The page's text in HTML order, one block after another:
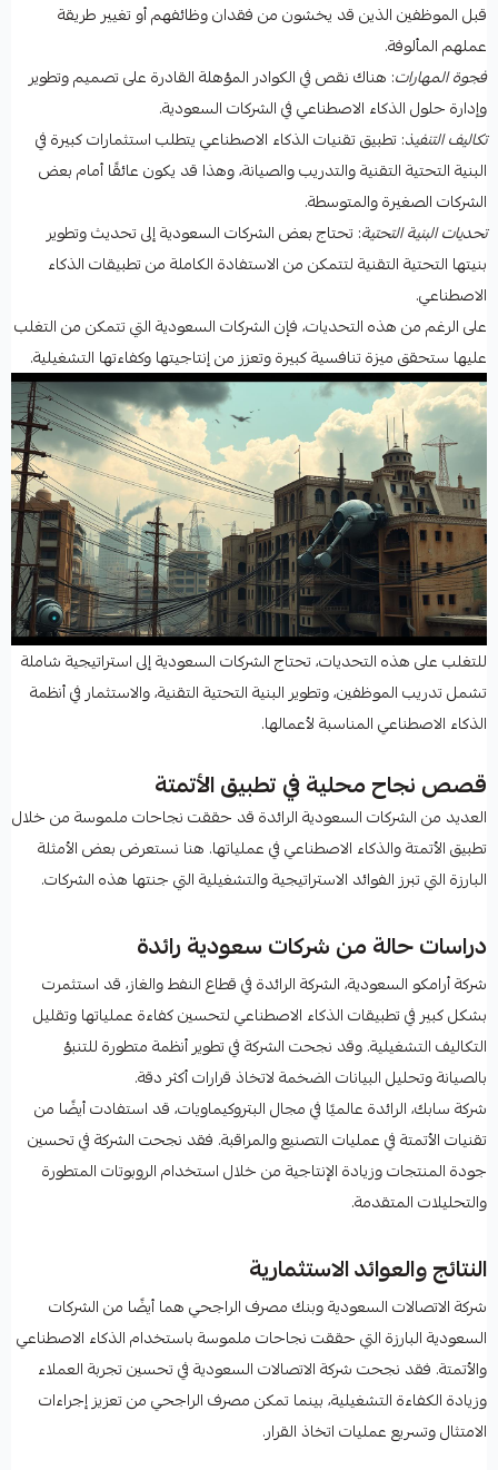
قبل الموظفين الذين قد يخشون من فقدان وظائفهم أو تغيير طريقة
عملهم المألوفة.
فجوة المهارات: هناك نقص في الكوادر المؤهلة القادرة على تصميم وتطوير
وإدارة حلول الذكاء الاصطناعي في الشركات السعودية.
تكاليف التنفيذ: تطبيق تقنيات الذكاء الاصطناعي يتطلب استثمارات كبيرة في
البنية التحتية التقنية والتدريب والصيانة، وهذا قد يكون عائقًا أمام بعض
الشركات الصغيرة والمتوسطة.
تحديات البنية التحتية: تحتاج بعض الشركات السعودية إلى تحديث وتطوير
بنيتها التحتية التقنية لتتمكن من الاستفادة الكاملة من تطبيقات الذكاء
الاصطناعي.
على الرغم من هذه التحديات، فإن الشركات السعودية التي تتمكن من التغلب
عليها ستحقق ميزة تنافسية كبيرة وتعزز من إنتاجيتها وكفاءتها التشغيلية.
للتغلب على هذه التحديات، تحتاج الشركات السعودية إلى استراتيجية شاملة
تشمل تدريب الموظفين، وتطوير البنية التحتية التقنية، والاستثمار في أنظمة
الذكاء الاصطناعي المناسبة لأعمالها.
قصص نجاح محلية في تطبيق الأتمتة
العديد من الشركات السعودية الرائدة قد حققت نجاحات ملموسة من خلال
تطبيق الأتمتة والذكاء الاصطناعي في عملياتها. هنا نستعرض بعض الأمثلة
البارزة التي تبرز الفوائد الاستراتيجية والتشغيلية التي جنتها هذه الشركات.
دراسات حالة من شركات سعودية رائدة
شركة أرامكو السعودية، الشركة الرائدة في قطاع النفط والغاز، قد استثمرت
بشكل كبير في تطبيقات الذكاء الاصطناعي لتحسين كفاءة عملياتها وتقليل
التكاليف التشغيلية. وقد نجحت الشركة في تطوير أنظمة متطورة للتنبؤ
بالصيانة وتحليل البيانات الضخمة لاتخاذ قرارات أكثر دقة.
شركة سابك، الرائدة عالميًا في مجال البتروكيماويات، قد استفادت أيضًا من
تقنيات الأتمتة في عمليات التصنيع والمراقبة. فقد نجحت الشركة في تحسين
جودة المنتجات وزيادة الإنتاجية من خلال استخدام الروبوتات المتطورة
والتحليلات المتقدمة.
النتائج والعوائد الاستثمارية
شركة الاتصالات السعودية وبنك مصرف الراجحي هما أيضًا من الشركات
السعودية البارزة التي حققت نجاحات ملموسة باستخدام الذكاء الاصطناعي
والأتمتة. فقد نجحت شركة الاتصالات السعودية في تحسين تجربة العملاء
وزيادة الكفاءة التشغيلية، بينما تمكن مصرف الراجحي من تعزيز إجراءات
الامتثال وتسريع عمليات اتخاذ القرار.